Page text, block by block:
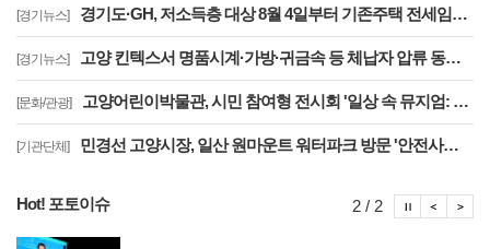
[경기뉴스] 경기도·GH, 저소득층 대상 8월 4일부터 기존주택 전세임대 입주자 상시 모집
[경기뉴스] 고양 킨텍스서 명품시계·가방·귀금속 등 체납자 압류 동산 620점 공개 경매
[문화/관광] 고양어린이박물관, 시민 참여형 전시회 '일상 속 뮤지엄: 잠시, 마음' 8월 개최
[기관단체] 민경선 고양시장, 일산 원마운트 워터파크 방문 '안전사고 방지 대책 점검'
Hot! 포토이슈 2 / 2 포
포토이